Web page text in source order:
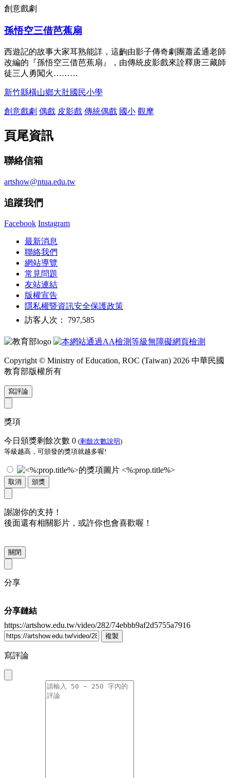
創意戲劇
孫悟空三借芭蕉扇
西遊記的故事大家耳熟能詳，這齣由影子傳奇劇團蕭孟通老師
改編的『孫悟空三借芭蕉扇』，由傳統皮影戲來詮釋唐三藏師
徒三人勇闖火………
新竹縣橫山鄉大肚國民小學
創意戲劇 偶戲 皮影戲 傳統偶戲 國小 觀摩
頁尾資訊
聯絡信箱
artshow@ntua.edu.tw
追蹤我們
Facebook Instagram
最新消息
聯絡我們
網站導覽
常見問題
友站連結
版權宣告
隱私權暨資訊安全保護政策
訪客人次： 797,585
Copyright © Ministry of Education, ROC (Taiwan) 2026 中華民國
教育部版權所有
寫評論
獎項
今日頒獎剩餘次數 0 (剩餘次數說明)
等級越高，可頒發的獎項就越多喔!
<%:prop.title%>
取消 頒獎
謝謝你的支持！
後面還有相關影片，或許你也會喜歡喔！
關閉
分享
分享鏈結
https://artshow.edu.tw/video/282/74ebbb9af2d5755a7916
複製
寫評論